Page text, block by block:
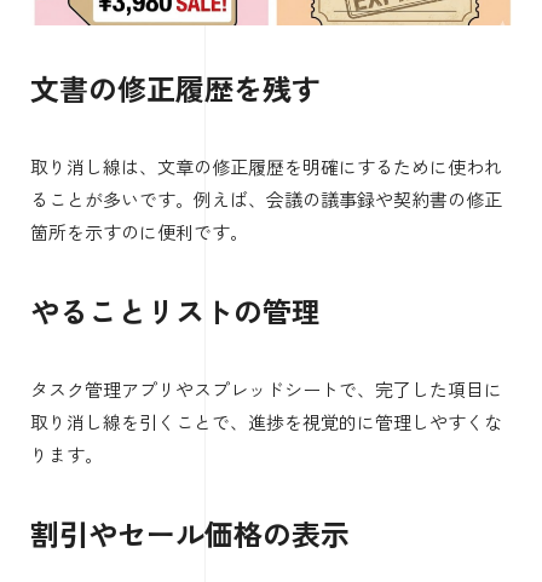
文書の修正履歴を残す
取り消し線は、文章の修正履歴を明確にするために使われ
ることが多いです。例えば、会議の議事録や契約書の修正
箇所を示すのに便利です。
やることリストの管理
タスク管理アプリやスプレッドシートで、完了した項目に
取り消し線を引くことで、進捗を視覚的に管理しやすくな
ります。
割引やセール価格の表示